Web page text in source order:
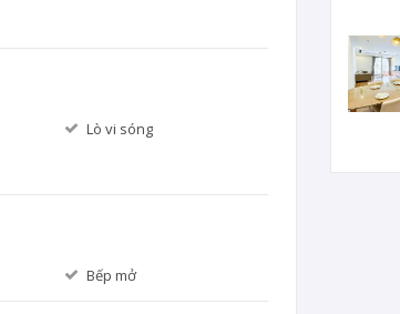
Lò vi sóng
Bếp mở